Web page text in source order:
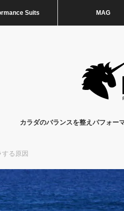
Suits MAG
カラダのバランスを整えパフォー
る原因